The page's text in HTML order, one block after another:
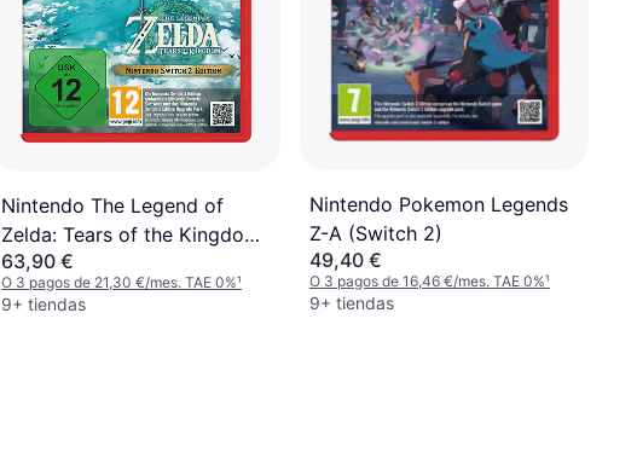
Nintendo The Legend of
Zelda: Tears of the Kingdom
Edition (Switch 2)
63,90 €
O 3 pagos de 21,30 €/mes. TAE 0%¹
9+ tiendas
Nintendo Pokemon Legends
Z-A (Switch 2)
49,40 €
O 3 pagos de 16,46 €/mes. TAE 0%¹
9+ tiendas